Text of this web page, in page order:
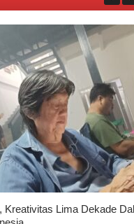
Kreativitas Lima Dekade